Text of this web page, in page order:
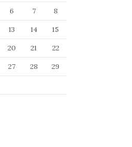
6 7
8
13 14
15
20 21
22
27 28
29